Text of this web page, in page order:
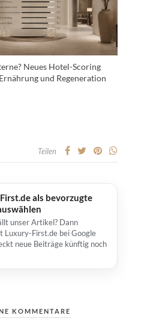
Neues Hotel-Scoring
und Regeneration
Teilen
als bevorzugte
unser Artikel? Dann
Luxury-First.de bei Google
neue Beiträge künftig noch
KOMMENTARE